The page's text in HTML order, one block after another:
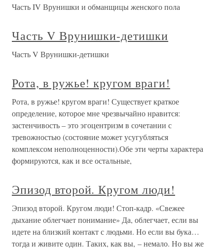
Часть IV Врунишки и обманщицы женского пола
Часть V Врунишки-детишки
Часть V Врунишки-детишки
Рота, в ружье! кругом враги!
Рота, в ружье! кругом враги! Существует краткое
определение, которое мне чрезвычайно нравится:
застенчивость – это эгоцентризм в сочетании с
тревожностью (состояние может усугубляться
комплексом неполноценности).Обе эти черты характера
формируются, как и все остальные,
Эпизод второй. Кругом люди!
Эпизод второй. Кругом люди! Стоп-кадр. «Свежее
дыхание облегчает понимание» Да, облегчает, если вы
идете на близкий контакт с людьми. Но если вы бука…
тогда и живите один. Таких, как вы, – немало. Но вы же